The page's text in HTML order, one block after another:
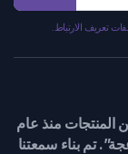
تعريف الارتباط.
المنتجات منذ عام
تم بناء سمعتنا